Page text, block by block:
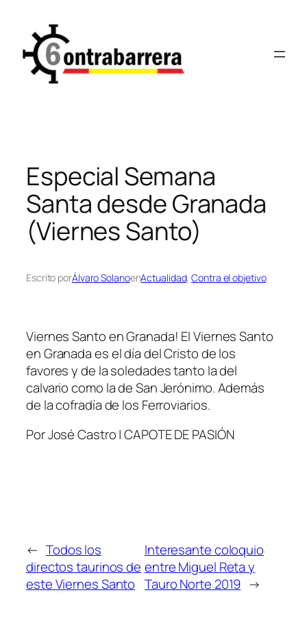
contenido
Especial Semana
Santa desde Granada
(Viernes Santo)
Escrito porÁlvaro SolanoenActualidad, Contra el objetivo
Viernes Santo en Granada! El Viernes Santo
en Granada es el día del Cristo de los
favores y de la soledades tanto la del
calvario como la de San Jerónimo. Además
de la cofradía de los Ferroviarios.
Por José Castro | CAPOTE DE PASIÓN
← Todos los
directos taurinos de
este Viernes Santo
Interesante coloquio
entre Miguel Reta y
Tauro Norte 2019 →